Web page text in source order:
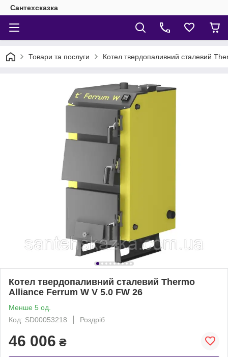
Сантехсказка
Товари та послуги Котел твердопаливний сталевий
Котел твердопаливний сталевий Thermo
Alliance Ferrum W V 5.0 FW 26
Менше 5 од.
Код: SD00053218
Роздріб
46 006 ₴